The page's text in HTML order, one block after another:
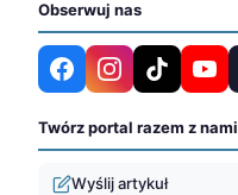
Obserwuj nas
Twórz portal razem z nami
Wyślij artykuł